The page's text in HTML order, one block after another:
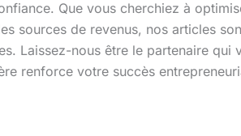
Que vous cherchiez à
sources de revenus, nos articles
Laissez-nous être le partenaire
renforce votre succès